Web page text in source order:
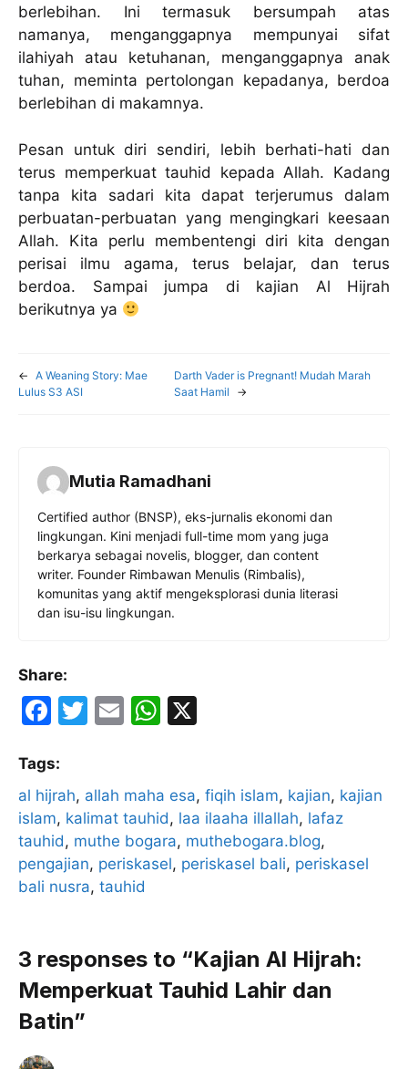
berlebihan. Ini termasuk bersumpah atas
namanya, menganggapnya mempunyai sifat
ilahiyah atau ketuhanan, menganggapnya anak
tuhan, meminta pertolongan kepadanya, berdoa
berlebihan di makamnya.
Pesan untuk diri sendiri, lebih berhati-hati dan
terus memperkuat tauhid kepada Allah. Kadang
tanpa kita sadari kita dapat terjerumus dalam
perbuatan-perbuatan yang mengingkari keesaan
Allah. Kita perlu membentengi diri kita dengan
perisai ilmu agama, terus belajar, dan terus
berdoa. Sampai jumpa di kajian Al Hijrah
berikutnya ya
← A Weaning Story: Mae
Lulus S3 ASI
Darth Vader is Pregnant! Mudah Marah
Saat Hamil
→
Mutia Ramadhani
Certified author (BNSP), eks-jurnalis ekonomi dan
lingkungan. Kini menjadi full-time mom yang juga
berkarya sebagai novelis, blogger, dan content
writer. Founder Rimbawan Menulis (Rimbalis),
komunitas yang aktif mengeksplorasi dunia literasi
dan isu-isu lingkungan.
Share:
F
c
e
b
o
o
T
er
E
l
W
s
A
p
Tags:
al hijrah, allah maha esa, fiqih islam, kajian, kajian
islam, kalimat tauhid, laa ilaaha illallah, lafaz
tauhid, muthe bogara, muthebogara.blog
pengajian, periskasel, periskasel bali, periskasel
bali nusra, tauhid
3 responses to “Kajian Al Hijrah:
Memperkuat Tauhid Lahir dan
Batin”